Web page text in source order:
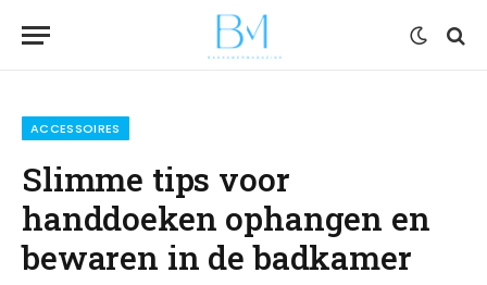
ACCESSOIRES
Slimme tips voor
handdoeken ophangen en
bewaren in de badkamer